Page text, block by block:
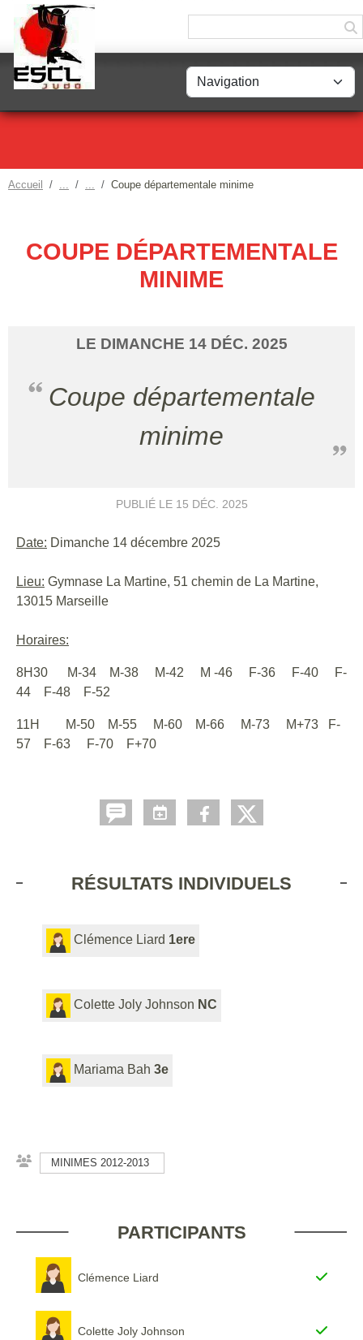
Accueil Coupe départementale minime
COUPE DÉPARTEMENTALE
MINIME
LE DIMANCHE 14 DÉC. 2025
Coupe départementale
minime
PUBLIÉ LE 15 DÉC. 2025
Date: Dimanche 14 décembre 2025
Lieu: Gymnase La Martine, 51 chemin de La Martine,
13015 Marseille
Horaires:
8H30 M-34 M-38 M-42 M -46 F-36 F-40 F-
44 F-48 F-52
11H M-50 M-55 M-60 M-66 M-73 M+73 F-
57 F-63 F-70 F+70
RÉSULTATS INDIVIDUELS
Clémence Liard 1ere
Colette Joly Johnson NC
Mariama Bah 3e
MINIMES 2012-2013
PARTICIPANTS
Clémence Liard
Colette Joly Johnson
Panneau de gestion des cookies